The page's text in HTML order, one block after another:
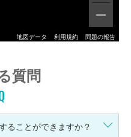
地図データ 利用規約 問題の報告
質問
ることができますか？